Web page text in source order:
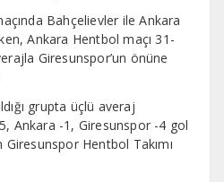
Bahçelievler ile Ankara
Ankara Hentbol maçı 31-
Giresunspor’un önüne
grupta üçlü averaj
Ankara -1, Giresunspor -4 gol
Hentbol Takımı